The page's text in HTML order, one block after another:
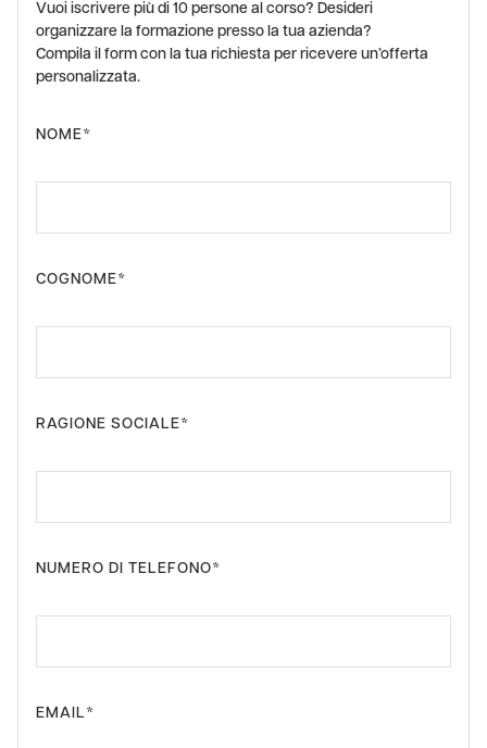
Vuoi iscrivere più di 10 persone al corso? Desideri
organizzare la formazione presso la tua azienda?
Compila il form con la tua richiesta per ricevere un’offerta
personalizzata.
NOME*
COGNOME*
RAGIONE SOCIALE*
NUMERO DI TELEFONO*
EMAIL*